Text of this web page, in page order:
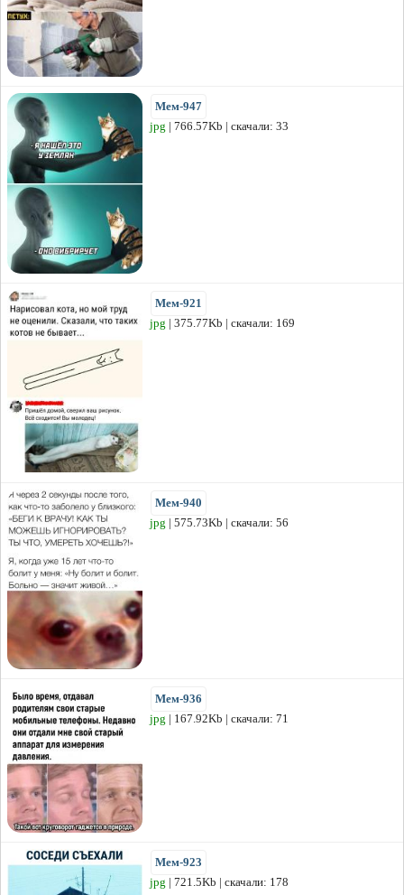
Мем-947
jpg | 766.57Kb | скачали: 33
Мем-921
jpg | 375.77Kb | скачали: 169
Мем-940
jpg | 575.73Kb | скачали: 56
Мем-936
jpg | 167.92Kb | скачали: 71
Мем-923
jpg | 721.5Kb | скачали: 178